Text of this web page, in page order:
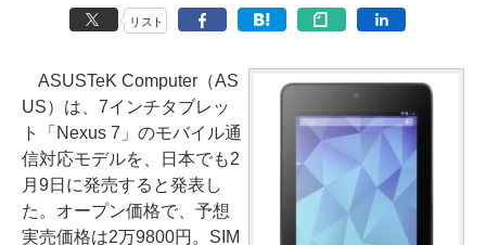
リスト
ASUSTeK Computer（AS
US）は、7インチタブレッ
ト「Nexus 7」のモバイル通
信対応モデルを、日本でも2
月9日に発売すると発表し
た。オープン価格で、予想
実売価格は2万9800円。SIM